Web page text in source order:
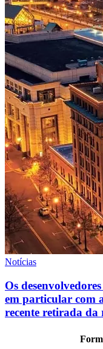
Notícias
Os
em particular com
recente retirada da